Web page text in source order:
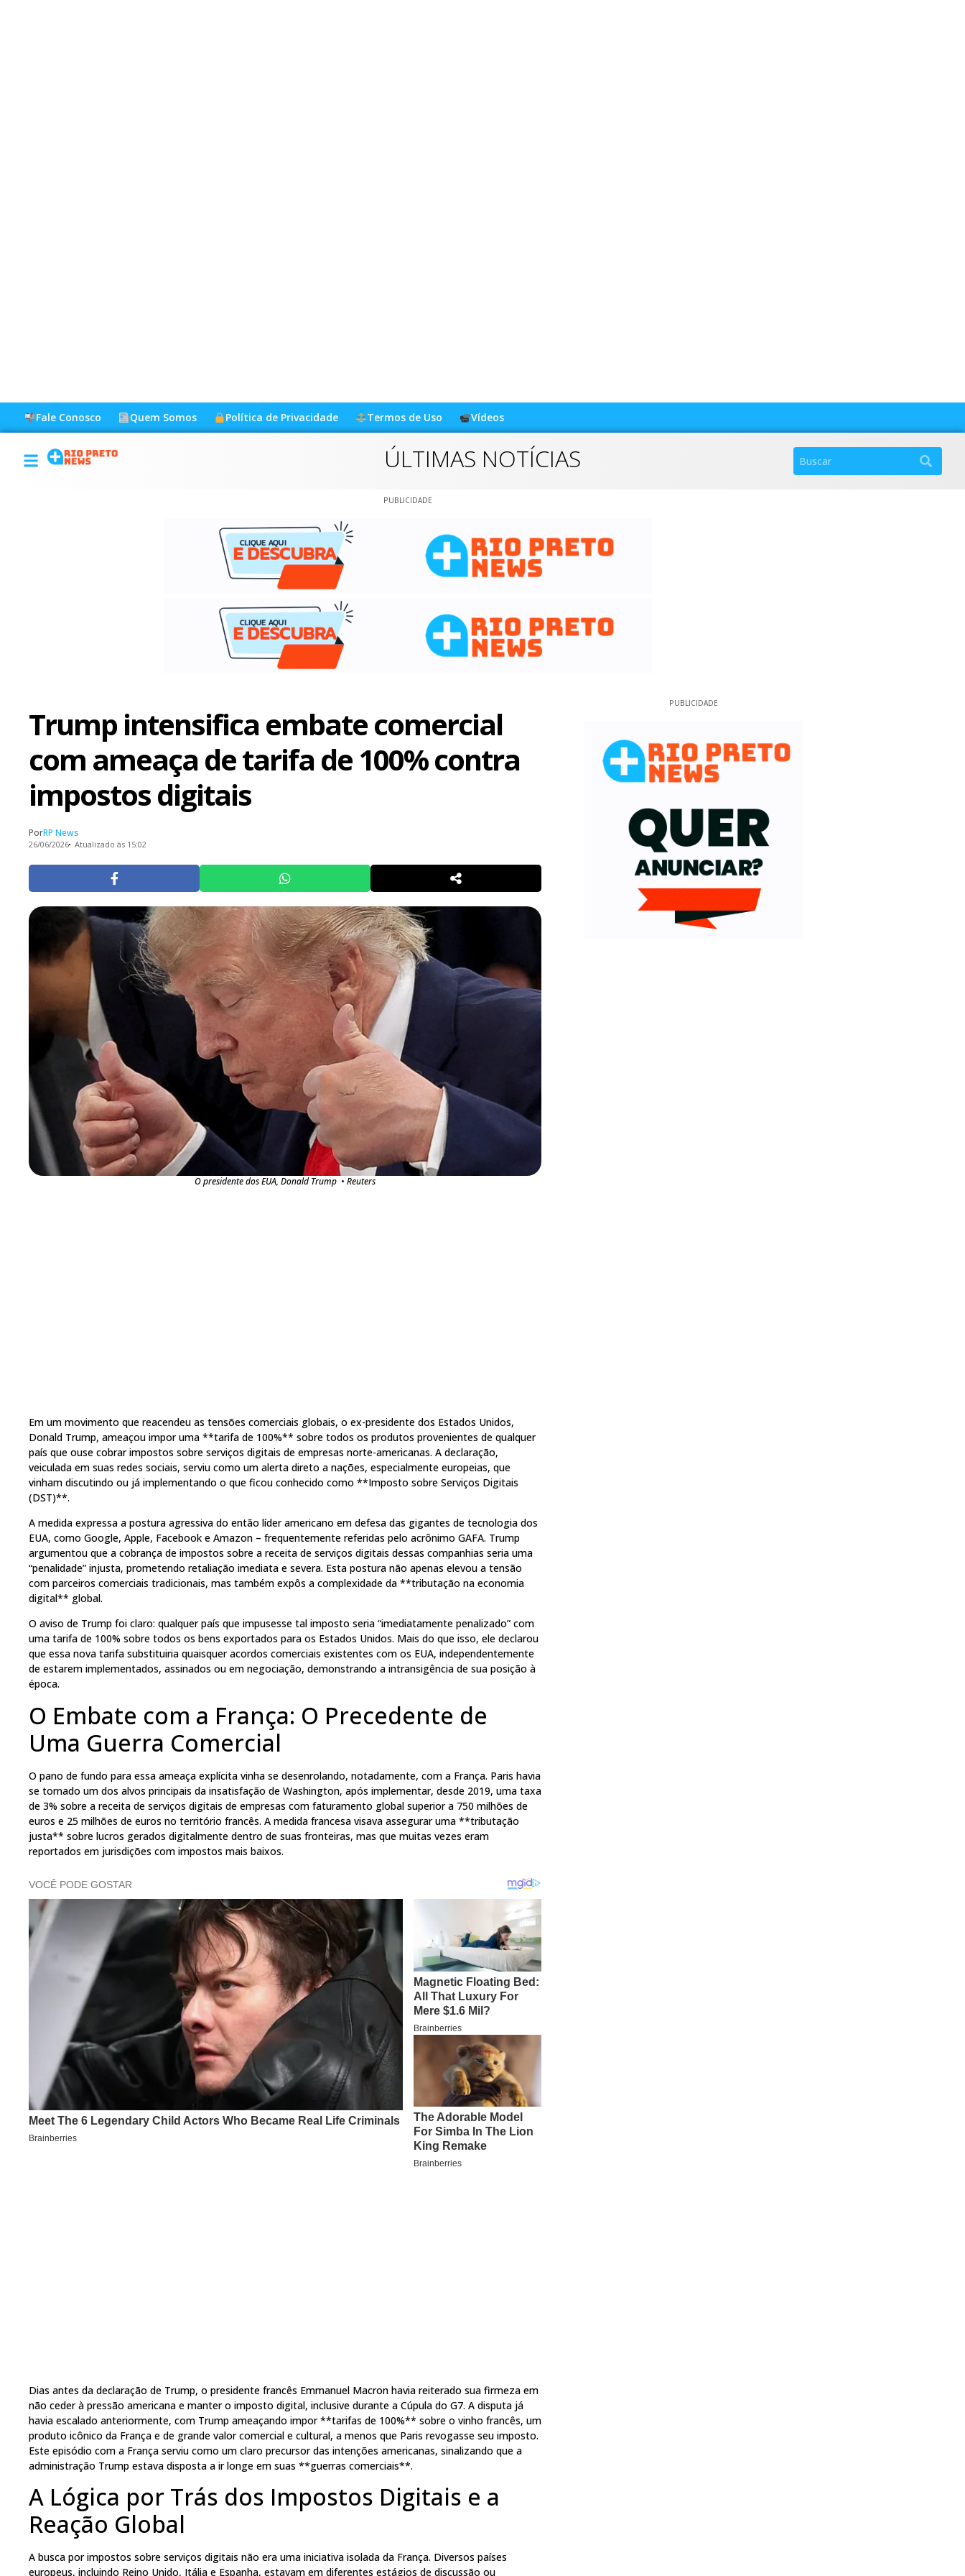
Fale Conosco Quem Somos Política de Privacidade Termos de Uso Vídeos
ÚLTIMAS NOTÍCIAS
PUBLICIDADE
Trump intensifica embate comercial
com ameaça de tarifa de 100% contra
impostos digitais
PorRP News
26/06/2026 Atualizado às 15:02
O presidente dos EUA, Donald Trump • Reuters
Em um movimento que reacendeu as tensões comerciais globais, o ex-presidente dos Estados Unidos,
Donald Trump, ameaçou impor uma **tarifa de 100%** sobre todos os produtos provenientes de qualquer
país que ouse cobrar impostos sobre serviços digitais de empresas norte-americanas. A declaração,
veiculada em suas redes sociais, serviu como um alerta direto a nações, especialmente europeias, que
vinham discutindo ou já implementando o que ficou conhecido como **Imposto sobre Serviços Digitais
(DST)**.
A medida expressa a postura agressiva do então líder americano em defesa das gigantes de tecnologia dos
EUA, como Google, Apple, Facebook e Amazon – frequentemente referidas pelo acrônimo GAFA. Trump
argumentou que a cobrança de impostos sobre a receita de serviços digitais dessas companhias seria uma
“penalidade” injusta, prometendo retaliação imediata e severa. Esta postura não apenas elevou a tensão
com parceiros comerciais tradicionais, mas também expôs a complexidade da **tributação na economia
digital** global.
O aviso de Trump foi claro: qualquer país que impusesse tal imposto seria “imediatamente penalizado” com
uma tarifa de 100% sobre todos os bens exportados para os Estados Unidos. Mais do que isso, ele declarou
que essa nova tarifa substituiria quaisquer acordos comerciais existentes com os EUA, independentemente
de estarem implementados, assinados ou em negociação, demonstrando a intransigência de sua posição à
época.
O Embate com a França: O Precedente de
Uma Guerra Comercial
O pano de fundo para essa ameaça explícita vinha se desenrolando, notadamente, com a França. Paris havia
se tornado um dos alvos principais da insatisfação de Washington, após implementar, desde 2019, uma taxa
de 3% sobre a receita de serviços digitais de empresas com faturamento global superior a 750 milhões de
euros e 25 milhões de euros no território francês. A medida francesa visava assegurar uma **tributação
justa** sobre lucros gerados digitalmente dentro de suas fronteiras, mas que muitas vezes eram
reportados em jurisdições com impostos mais baixos.
Dias antes da declaração de Trump, o presidente francês Emmanuel Macron havia reiterado sua firmeza em
não ceder à pressão americana e manter o imposto digital, inclusive durante a Cúpula do G7. A disputa já
havia escalado anteriormente, com Trump ameaçando impor **tarifas de 100%** sobre o vinho francês, um
produto icônico da França e de grande valor comercial e cultural, a menos que Paris revogasse seu imposto.
Este episódio com a França serviu como um claro precursor das intenções americanas, sinalizando que a
administração Trump estava disposta a ir longe em suas **guerras comerciais**.
A Lógica por Trás dos Impostos Digitais e a
Reação Global
A busca por impostos sobre serviços digitais não era uma iniciativa isolada da França. Diversos países
europeus, incluindo Reino Unido, Itália e Espanha, estavam em diferentes estágios de discussão ou
PUBLICIDADE